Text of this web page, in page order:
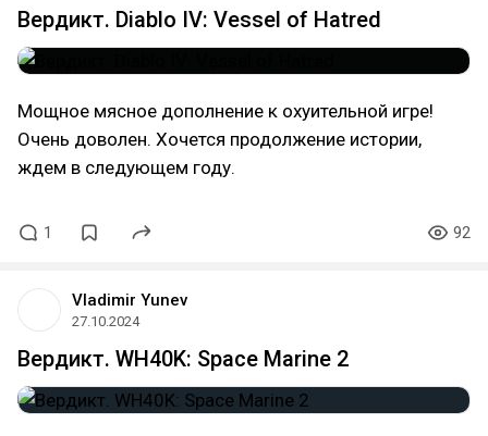
Вердикт. Diablo IV: Vessel of Hatred
Мощное мясное дополнение к охуительной игре!
Очень доволен. Хочется продолжение истории,
ждем в следующем году.
1 92
Vladimir Yunev
27.10.2024
Вердикт. WH40K: Space Marine 2